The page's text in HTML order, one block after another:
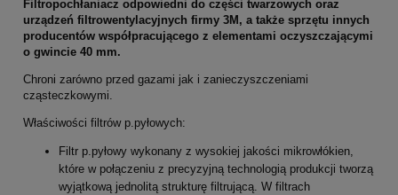
Filtropochłaniacz odpowiedni do części twarzowych oraz
urządzeń filtrowentylacyjnych firmy 3M, a także sprzętu innych
producentów współpracującego z elementami oczyszczającymi
o gwincie 40 mm.
Chroni zarówno przed gazami jak i zanieczyszczeniami
cząsteczkowymi.
Właściwości filtrów p.pyłowych:
Filtr p.pyłowy wykonany z wysokiej jakości mikrowłókien,
które w połączeniu z precyzyjną technologią produkcji tworzą
wyjątkową jednolitą strukturę filtrującą. W filtrach